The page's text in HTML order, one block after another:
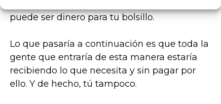
puede ser dinero para tu bolsillo.
Lo que pasaría a continuación es que toda la
gente que entraría de esta manera estaría
recibiendo lo que necesita y sin pagar por
ello. Y de hecho, tú tampoco.